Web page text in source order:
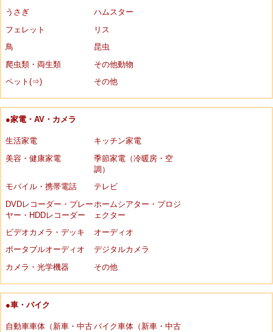
うさぎ
ハムスター
フェレット
リス
鳥
昆虫
爬虫類・両生類
その他動物
ペット(⇒)
その他
●家電・AV・カメラ
生活家電
キッチン家電
美容・健康家電
季節家電（冷暖房・空
調）
モバイル・携帯電話
テレビ
DVDレコーダー・プレー
ヤー・HDDレコーダー
ホームシアター・プロジ
ェクター
ビデオカメラ・デッキ
オーディオ
ポータブルオーディオ
デジタルカメラ
カメラ・光学機器
その他
●車・バイク
自動車車体（新車・中古バイク車体（新車・中古